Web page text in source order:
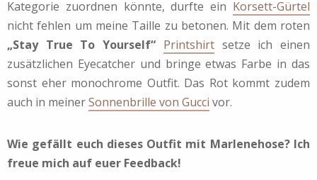
Kategorie zuordnen könnte, durfte ein Korsett-Gürtel
nicht fehlen um meine Taille zu betonen. Mit dem roten
„Stay True To Yourself“ Printshirtsetze ich einen
zusätzlichen Eyecatcher und bringe etwas Farbe in das
sonst eher monochrome Outfit. Das Rot kommt zudem
auch in meinerSonnenbrille von Gucci vor.
Wie gefällt euch dieses Outfit mit Marlenehose? Ich
freue mich auf euer Feedback!